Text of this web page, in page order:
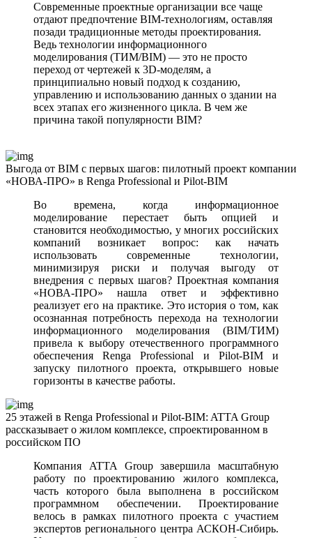
Современные проектные организации все чаще
отдают предпочтение BIM-технологиям, оставляя
позади традиционные методы проектирования.
Ведь технологии информационного
моделирования (ТИМ/BIM) — это не просто
переход от чертежей к 3D-моделям, а
принципиально новый подход к созданию,
управлению и использованию данных о здании на
всех этапах его жизненного цикла. В чем же
причина такой популярности BIM?
Выгода от BIM с первых шагов: пилотный проект компании
«НОВА-ПРО» в Renga Professional и Pilot-BIM
Во времена, когда информационное
моделирование перестает быть опцией и
становится необходимостью, у многих российских
компаний возникает вопрос: как начать
использовать современные технологии,
минимизируя риски и получая выгоду от
внедрения с первых шагов? Проектная компания
«НОВА-ПРО» нашла ответ и эффективно
реализует его на практике. Это история о том, как
осознанная потребность перехода на технологии
информационного моделирования (BIM/ТИМ)
привела к выбору отечественного программного
обеспечения Renga Professional и Pilot-BIM и
запуску пилотного проекта, открывшего новые
горизонты в качестве работы.
25 этажей в Renga Professional и Pilot-BIM: ATTA Group
рассказывает о жилом комплексе, спроектированном в
российском ПО
Компания ATTA Group завершила масштабную
работу по проектированию жилого комплекса,
часть которого была выполнена в российском
программном обеспечении. Проектирование
велось в рамках пилотного проекта с участием
экспертов регионального центра АСКОН-Сибирь.